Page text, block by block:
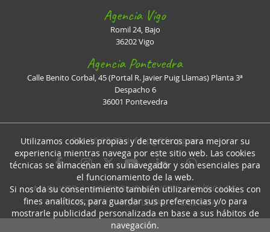
Agencia Vigo
Romil 24, Bajo
36202 Vigo
Agencia Pontevedra
Calle Benito Corbal, 45 (Portal R. Javier Puig Llamas) Planta 3ª
Despacho 6
36001 Pontevedra
981 16 93 36 Ifaxpg@faxpg.es
MAPA WEBIACCESIBILIDAD WEBIPOLÍTICA DE
PRIVACIDADIAVISO LEGALILICENCIA
Utilizamos cookies propias y de terceros para mejorar su
experiencia mientras navega por este sitio web. Las cookies
técnicas se almacenan en su navegador y son esenciales para
el funcionamiento de la web.
Si nos da su consentimiento también utilizaremos cookies con
fines analíticos, para guardar sus preferencias y/o para
mostrarle publicidad personalizada en base a sus hábitos de
navegación.